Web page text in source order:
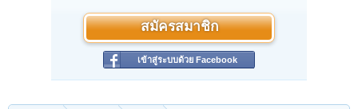
สมัครสมาชิก
เข้าสู่ระบบด้วย Facebook